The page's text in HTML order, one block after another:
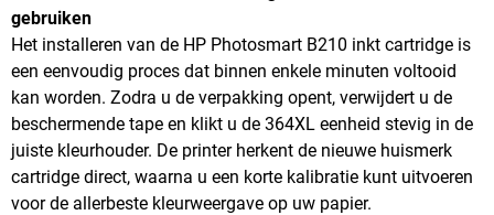
gebruiken
Het installeren van de HP Photosmart B210 inkt cartridge is
een eenvoudig proces dat binnen enkele minuten voltooid
kan worden. Zodra u de verpakking opent, verwijdert u de
beschermende tape en klikt u de 364XL eenheid stevig in de
juiste kleurhouder. De printer herkent de nieuwe huismerk
cartridge direct, waarna u een korte kalibratie kunt uitvoeren
voor de allerbeste kleurweergave op uw papier.